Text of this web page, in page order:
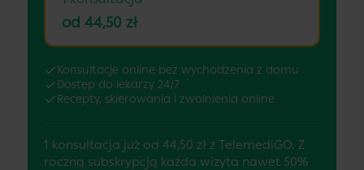
od 44,50 zł
Konsultacje online bez wychodzenia z domu
Dostęp do lekarzy 24/7
Recepty, skierowania i zwolnienia online
1 konsultacja już od 44,50 zł z TelemediGO. Z
roczną subskrypcją każda wizyta nawet 50%